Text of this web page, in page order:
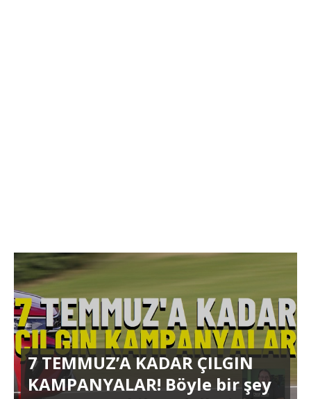
7 TEMMUZ’A KADAR ÇILGIN
KAMPANYALAR! Böyle bir şey